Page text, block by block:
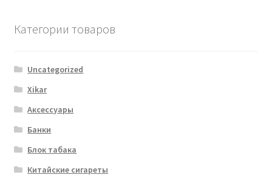
Категории товаров
Uncategorized
Xikar
Аксессуары
Банки
Блок табака
Китайские сигареты